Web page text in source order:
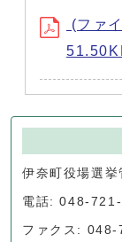
(ファ
伊奈町役場選挙
電話: 048-
ファクス: